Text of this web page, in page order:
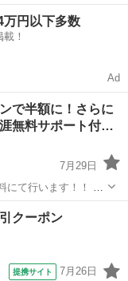
スマホ以外にもイン
。 個人法人様等広く
万円以下多数
！
Ad
で半額に！さらに
無料サポート付…
7月29日
て行います！！ 弊
事業様向けのソフト
はソフトバンクの正
クーポン
提携サイト 7月26日